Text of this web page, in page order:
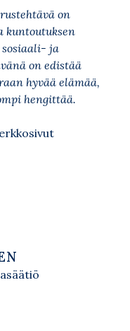
on
kuntoutuksen
ja
on edistää
hyvää elämää,
hengittää.